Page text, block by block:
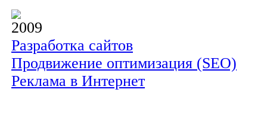
2009
Разработка сайтов
Продвижение оптимизация (SEO)
Реклама в Интернет